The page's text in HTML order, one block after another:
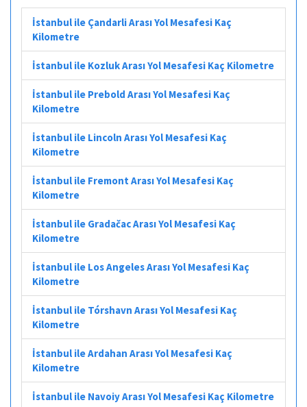
İstanbul ile Çandarli Arası Yol Mesafesi Kaç
Kilometre
İstanbul ile Kozluk Arası Yol Mesafesi Kaç Kilometre
İstanbul ile Prebold Arası Yol Mesafesi Kaç
Kilometre
İstanbul ile Lincoln Arası Yol Mesafesi Kaç
Kilometre
İstanbul ile Fremont Arası Yol Mesafesi Kaç
Kilometre
İstanbul ile Gradačac Arası Yol Mesafesi Kaç
Kilometre
İstanbul ile Los Angeles Arası Yol Mesafesi Kaç
Kilometre
İstanbul ile Tórshavn Arası Yol Mesafesi Kaç
Kilometre
İstanbul ile Ardahan Arası Yol Mesafesi Kaç
Kilometre
İstanbul ile Navoiy Arası Yol Mesafesi Kaç Kilometre